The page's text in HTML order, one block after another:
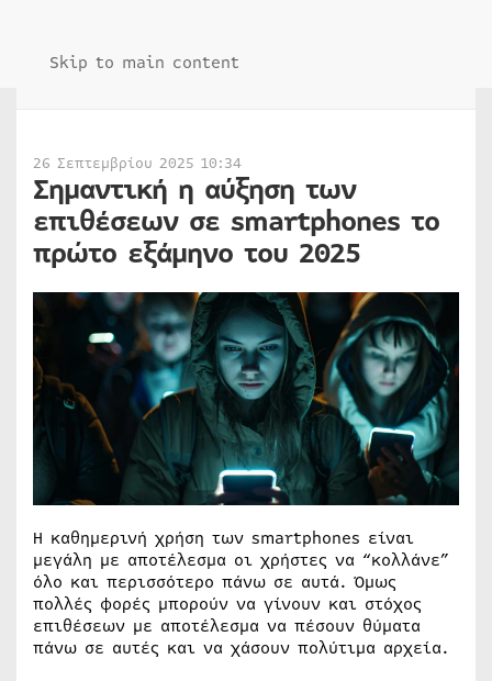
Skip to main content
26 Σεπτεμβρίου 2025 10:34
Σημαντική η αύξηση των
επιθέσεων σε smartphones το
πρώτο εξάμηνο του 2025
Η καθημερινή χρήση των smartphones είναι
μεγάλη με αποτέλεσμα οι χρήστες να “κολλάνε”
όλο και περισσότερο πάνω σε αυτά. Όμως
πολλές φορές μπορούν να γίνουν και στόχος
επιθέσεων με αποτέλεσμα να πέσουν θύματα
πάνω σε αυτές και να χάσουν πολύτιμα αρχεία.